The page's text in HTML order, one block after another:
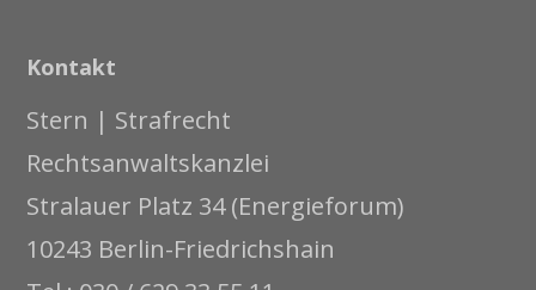
Kontakt
Stern | Strafrecht
Rechtsanwaltskanzlei
Stralauer Platz 34 (Energieforum)
10243 Berlin-Friedrichshain